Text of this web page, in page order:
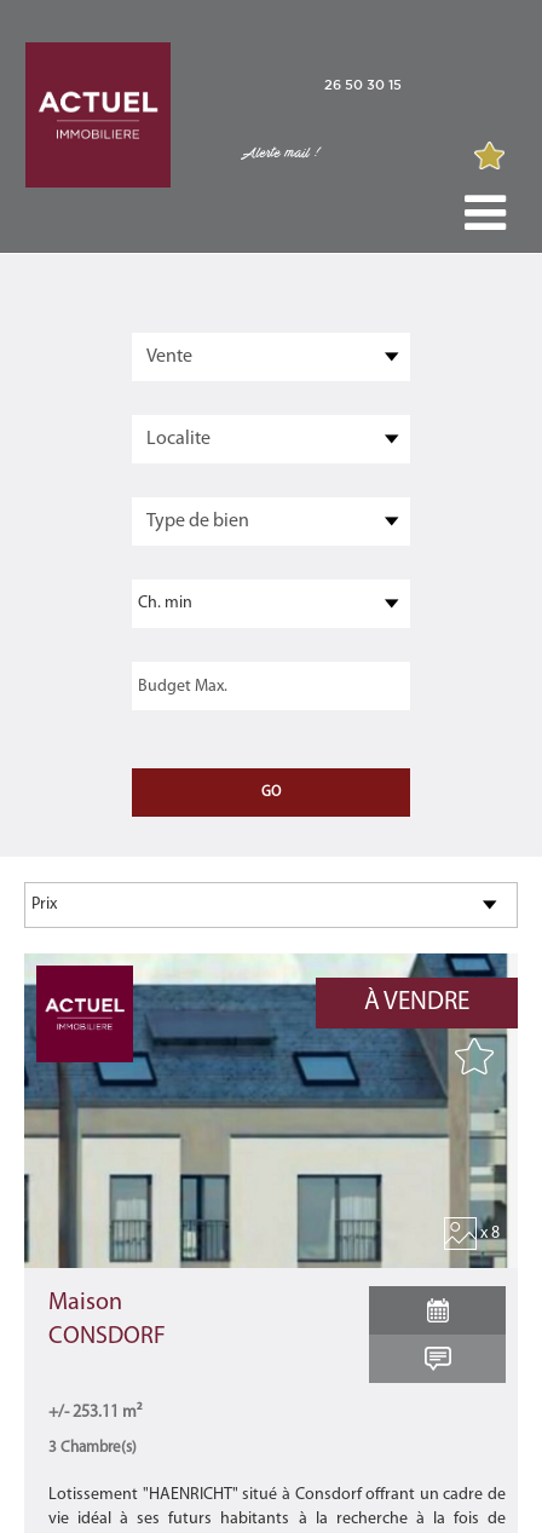
26 50 30 15
Alerte mail !
À VENDRE
x 8
Maison
CONSDORF
+/- 253.11 m²
3 Chambre(s)
Lotissement "HAENRICHT" situé à Consdorf offrant un cadre de
vie idéal à ses futurs habitants à la recherche à la fois de